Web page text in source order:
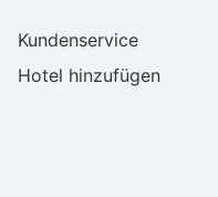
Kundenservice
Hotel hinzufügen